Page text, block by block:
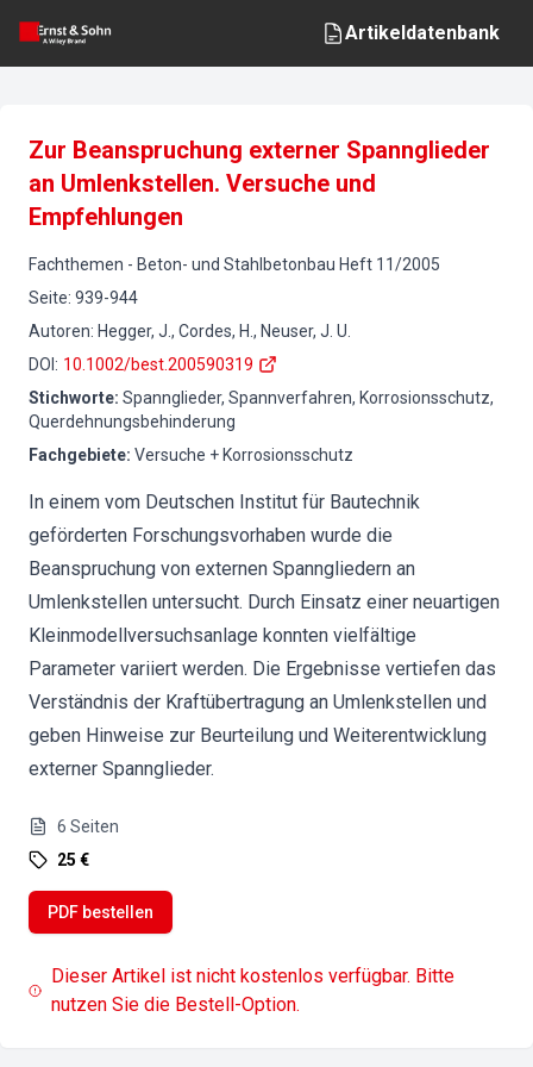
Artikeldatenbank
Zur Beanspruchung externer Spannglieder
an Umlenkstellen. Versuche und
Empfehlungen
Fachthemen - Beton- und Stahlbetonbau Heft 11/2005
Seite: 939-944
Autoren: Hegger, J., Cordes, H., Neuser, J. U.
DOI : 10.1002/best.200590319
Stichworte: Spannglieder, Spannverfahren, Korrosionsschutz,
Querdehnungsbehinderung
Fachgebiete: Versuche + Korrosionsschutz
In einem vom Deutschen Institut für Bautechnik
geförderten Forschungsvorhaben wurde die
Beanspruchung von externen Spanngliedern an
Umlenkstellen untersucht. Durch Einsatz einer neuartigen
Kleinmodellversuchsanlage konnten vielfältige
Parameter variiert werden. Die Ergebnisse vertiefen das
Verständnis der Kraftübertragung an Umlenkstellen und
geben Hinweise zur Beurteilung und Weiterentwicklung
externer Spannglieder.
6 Seiten
25 €
PDF bestellen
Dieser Artikel ist nicht kostenlos verfügbar. Bitte
nutzen Sie die Bestell-Option.